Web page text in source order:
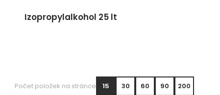
Izopropylalkohol 25 lt
Počet položek na stránce 15 30 60 90 200